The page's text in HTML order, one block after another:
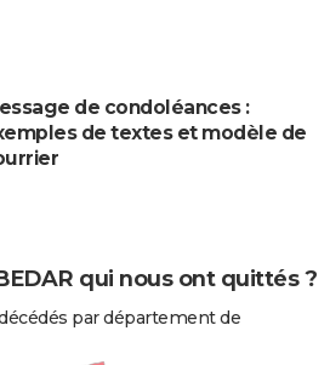
de condoléances :
de textes et modèle de
qui nous ont quittés ?
par département de